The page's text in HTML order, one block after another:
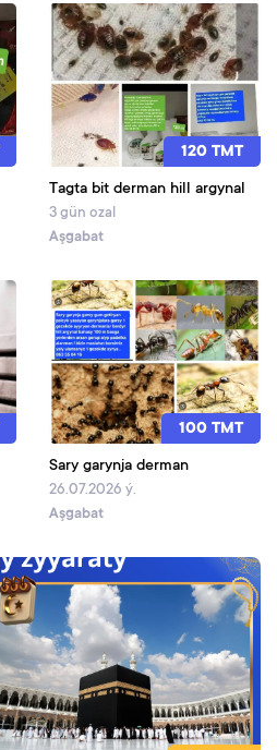
120 TMT
Tagta bit derman hill argynal
3 gün ozal
Aşgabat
100 TMT
Sary garynja derman
26.07.2026 ý.
Aşgabat